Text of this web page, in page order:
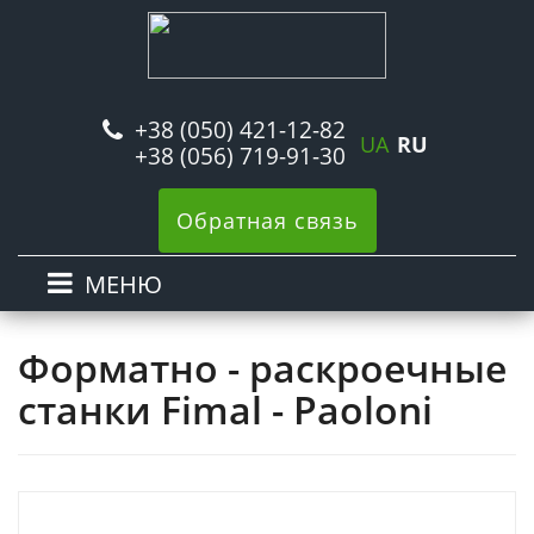
+38 (050) 421-12-82
+38 (056) 719-91-30 UA RU
Обратная связь
МЕНЮ
Форматно - раскроечные
станки Fimal - Paoloni